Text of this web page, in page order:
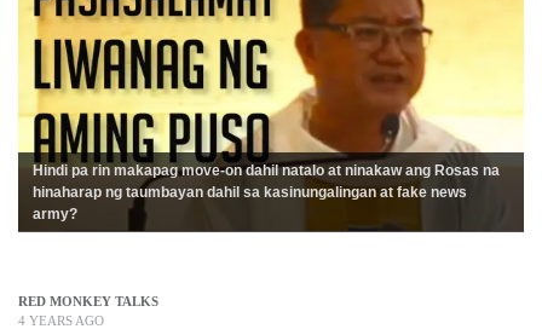
Hindi pa rin makapag move-on dahil natalo at ninakaw ang Rosas na
hinaharap ng taumbayan dahil sa kasinungalingan at fake news
army?
RED MONKEY TALKS
4 YEARS AGO